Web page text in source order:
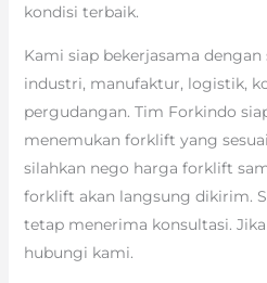
kondisi terbaik.
Kami siap bekerjasama dengan
industri, manufaktur, logistik,
pergudangan. Tim Forkindo
menemukan forklift yang
silahkan nego harga forklift
forklift akan langsung dikirim.
tetap menerima konsultasi.
hubungi kami.